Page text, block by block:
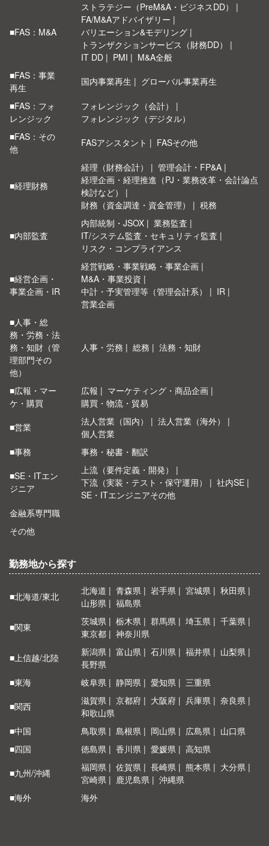
■FAS：M&A
ストラテジー（PreM&A・ビジネスDD）
FA/M&Aアドバイザリー
バリエーション&モデリング
トランザクションサービス（財務DD）
IT DD
PMI
M&A全般
■FAS：事業
再生
国内事業再生 グローバル事業再生
■FAS：フォ
レンジック
フォレンジック（会計）
フォレンジック（デジタル）
■FAS：その
他
FASアシスタント FASその他
■経理財務
経理（財務会計）
管理会計・FP&A
経理企画・経理推進（PJ・業務改革・会計論点
検討など）
財務（資金調達・資金管理）
税務
■内部監査
内部統制・JSOX
業務監査
IT/システム監査・セキュリティ監査
リスク・コンプライアンス
■経営企画・
事業企画・IR
経営戦略・事業戦略・事業企画
M&A・事業投資
中計・予実管理等（管理会計系）
IR
営業企画
■人事・総
務・労務・法
務・知財（管
理部門その
他）
人事・労務 総務 法務・知財
■広報・マー
ケ・購買
広報
マーケティング・商品企画
購買・物流・貿易
■営業
法人営業（国内）
法人営業（海外）
個人営業
■事務
事務・秘書・翻訳
■SE・ITエン
ジニア
上流（要件定義・開発）
下流（実装・テスト・保守運用）
社内SE
SE・ITエンジニアその他
金融系専門職
その他
勤務地から探す
■北海道/東北 北海道 青森県 岩手県 宮城県
秋田県
山形県
福島県
■関東
茨城県 栃木県 群馬県 埼玉県
千葉県
東京都
神奈川県
■上信越/北陸
新潟県 富山県 石川県 福井県
山梨県
長野県
■東海
岐阜県 静岡県 愛知県
三重県
■関西
滋賀県 京都府 大阪府 兵庫県
奈良県
和歌山県
■中国
鳥取県 島根県 岡山県 広島県
山口県
■四国
徳島県 香川県 愛媛県
高知県
■九州/沖縄
福岡県 佐賀県 長崎県 熊本県
大分県
宮崎県
鹿児島県
沖縄県
■海外
海外